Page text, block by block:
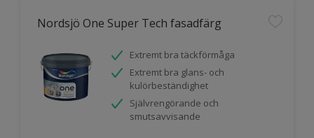
Nordsjö One Super Tech fasadfärg
Extremt bra täckförmåga
Extremt bra glans- och
kulörbeständighet
Självrengörande och
smutsavvisande